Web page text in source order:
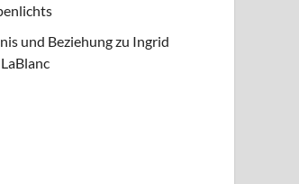
und Beziehung zu Ingrid